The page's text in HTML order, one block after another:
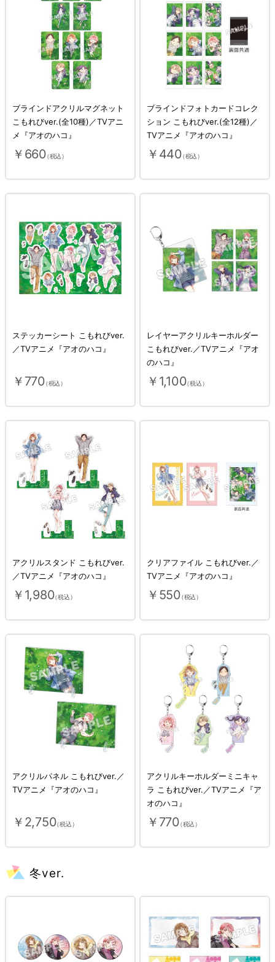
ブラインドアクリルマグネット
こもれびver.(全10種)／TVアニ
メ『アオのハコ』
￥660（税込）
ブラインドフォトカードコレク
ション こもれびver.(全12種)／
TVアニメ『アオのハコ』
￥440（税込）
ステッカーシート こもれびver.
／TVアニメ『アオのハコ』
￥770（税込）
レイヤーアクリルキーホルダー
こもれびver.／TVアニメ『アオ
のハコ』
￥1,100（税込）
アクリルスタンド こもれびver.
／TVアニメ『アオのハコ』
￥1,980（税込）
クリアファイル こもれびver.／
TVアニメ『アオのハコ』
￥550（税込）
アクリルパネル こもれびver.／
TVアニメ『アオのハコ』
￥2,750（税込）
アクリルキーホルダーミニキャ
ラ こもれびver.／TVアニメ『ア
オのハコ』
￥770（税込）
冬ver.